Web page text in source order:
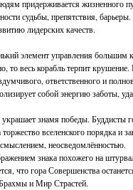
придерживается жизненного
судьбы, препятствия,
лидерских качеств.
элемент управления большим
то весь корабль терпит
ответственного и
собой энергию заботы,
знамя победы. Буддисты
вселенского порядка и
неосведомлённостью.
знака похожего на
что гора Совершенства
и Мир Страстей.